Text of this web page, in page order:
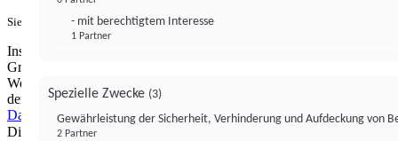
Sie haben ein PUR-Abo?Hier anmelden.
Institutional Money mit Werbung: Wir nutzen aus wirtschaftlichen
Gründen die Möglichkeit, unsere Webseite Dritten als digitalen
Werbeplatz zur Verfügung zu stellen. Über Verarbeitungen, die in
der Verantwortung von uns liegen, können Sie sich in unserer
Datenschutzerklärungnäher informieren.Zur Bereitstellung unserer
Dienste nutzen wir Technologien von
- mit berechtigtem Interesse
1 Partner
Spezielle Zwecke (3)
Gewährleistung der Sicherheit, Verhinderung und Aufdeckung von
2 Partner